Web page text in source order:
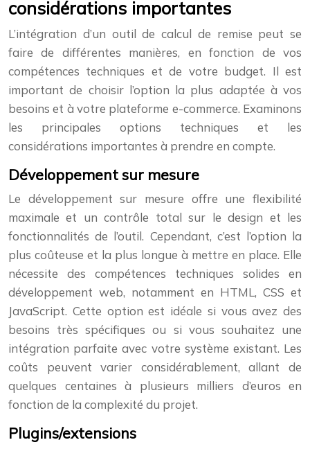
considérations importantes
L’intégration d’un outil de calcul de remise peut se
faire de différentes manières, en fonction de vos
compétences techniques et de votre budget. Il est
important de choisir l’option la plus adaptée à vos
besoins et à votre plateforme e-commerce. Examinons
les principales options techniques et les
considérations importantes à prendre en compte.
Développement sur mesure
Le développement sur mesure offre une flexibilité
maximale et un contrôle total sur le design et les
fonctionnalités de l’outil. Cependant, c’est l’option la
plus coûteuse et la plus longue à mettre en place. Elle
nécessite des compétences techniques solides en
développement web, notamment en HTML, CSS et
JavaScript. Cette option est idéale si vous avez des
besoins très spécifiques ou si vous souhaitez une
intégration parfaite avec votre système existant. Les
coûts peuvent varier considérablement, allant de
quelques centaines à plusieurs milliers d’euros en
fonction de la complexité du projet.
Plugins/extensions